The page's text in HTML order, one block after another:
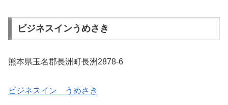
ビジネスインうめさき
熊本県玉名郡長洲町長洲2878-6
ビジネスイン うめさき